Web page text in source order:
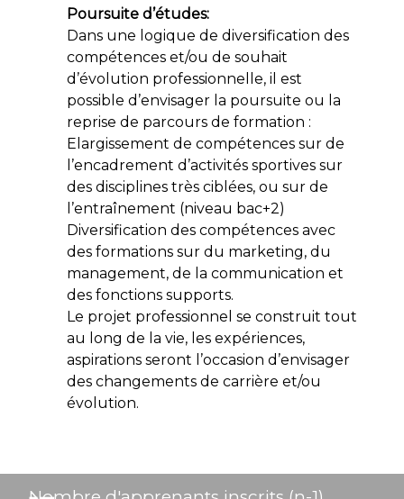
Poursuite d’études:
Dans une logique de diversification des
compétences et/ou de souhait
d’évolution professionnelle, il est
possible d’envisager la poursuite ou la
reprise de parcours de formation :
Elargissement de compétences sur de
l’encadrement d’activités sportives sur
des disciplines très ciblées, ou sur de
l’entraînement (niveau bac+2)
Diversification des compétences avec
des formations sur du marketing, du
management, de la communication et
des fonctions supports.
Le projet professionnel se construit tout
au long de la vie, les expériences,
aspirations seront l’occasion d’envisager
des changements de carrière et/ou
évolution.